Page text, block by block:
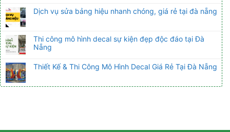
Dịch vụ sửa bảng hiệu nhanh chóng, giá rẻ tại đà nẵng
Thi công mô hình decal sự kiện đẹp độc đáo tại Đà
Nẵng
Thiết Kế & Thi Công Mô Hình Decal Giá Rẻ Tại Đà Nẵng